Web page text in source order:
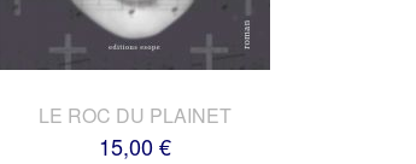
LE ROC DU PLAINET
15,00 €